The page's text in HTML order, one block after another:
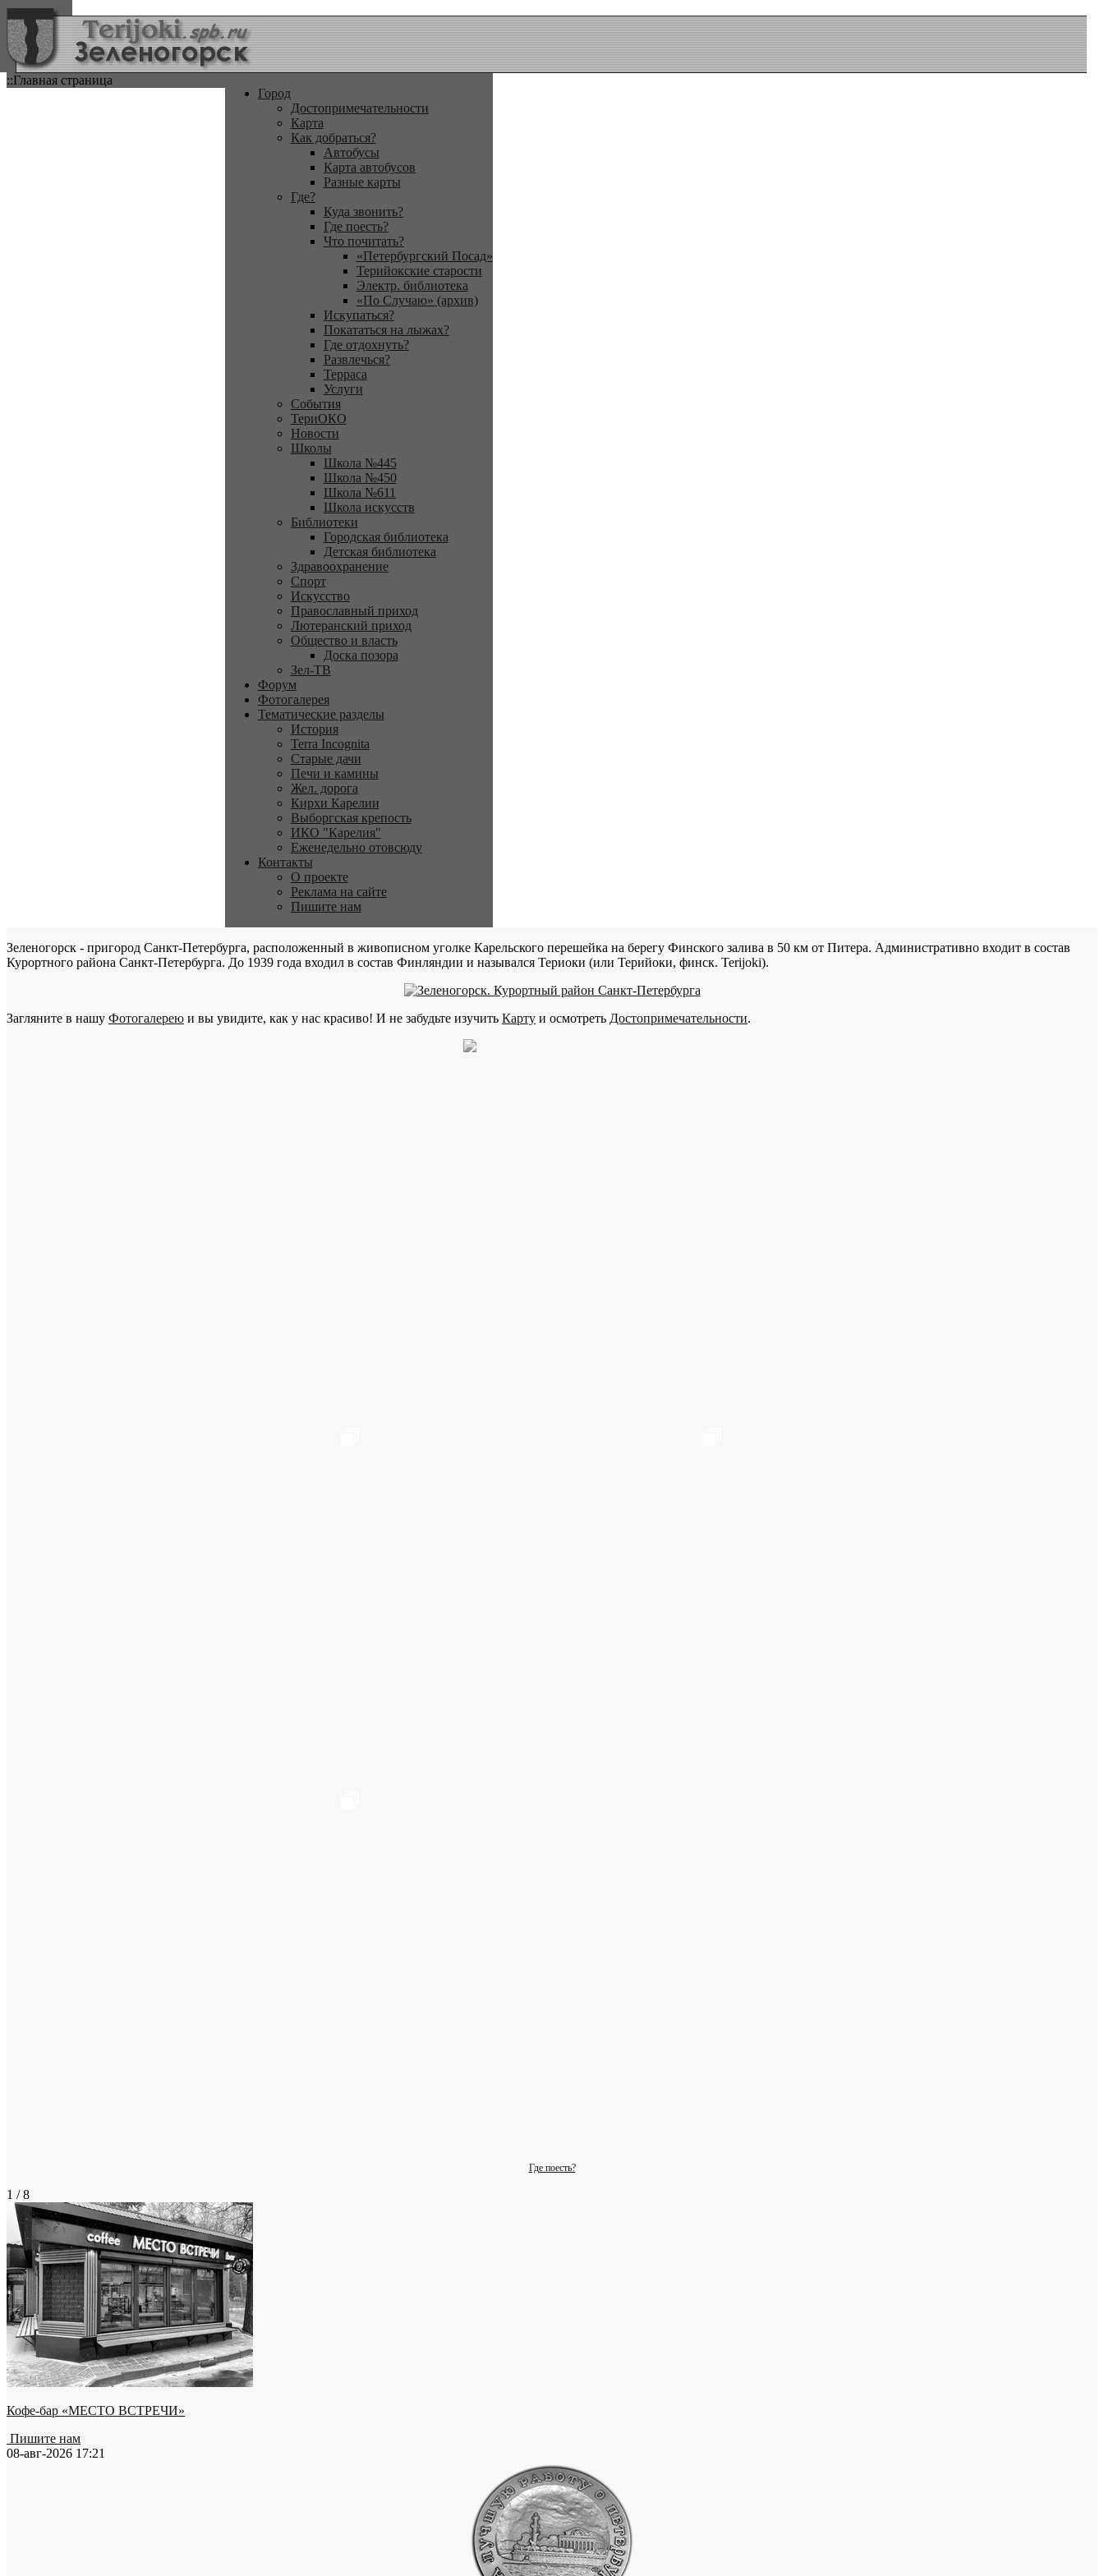
::Главная страница
Город
Достопримечательности
Карта
Как добраться?
Автобусы
Карта автобусов
Разные карты
Где?
Куда звонить?
Где поесть?
Что почитать?
«Петербургский Посад»
Терийокские старости
Электр. библиотека
«По Случаю» (архив)
Искупаться?
Покататься на лыжах?
Где отдохнуть?
Развлечься?
Терраса
Услуги
События
ТериОКО
Новости
Школы
Школа №445
Школа №450
Школа №611
Школа искусств
Библиотеки
Городская библиотека
Детская библиотека
Здравоохранение
Спорт
Искусство
Православный приход
Лютеранский приход
Общество и власть
Доска позора
Зел-ТВ
Форум
Фотогалерея
Тематические разделы
История
Terra Incognita
Старые дачи
Печи и камины
Жел. дорога
Кирхи Карелии
Выборгская крепость
ИКО "Карелия"
Еженедельно отовсюду
Контакты
О проекте
Реклама на сайте
Пишите нам
Зеленогорск - пригород Санкт-Петербурга, расположенный в живописном уголке Карельского перешейка на берегу Финского залива в 50 км от Питера. Административно входит в состав
Курортного района Санкт-Петербурга. До 1939 года входил в состав Финляндии и назывался Териоки (или Терийоки, финск. Terijoki).
Загляните в нашу Фотогалерею и вы увидите, как у нас красиво! И не забудьте изучить Карту и осмотреть Достопримечательности.
Где поесть?
1 / 8
Кофе-бар «МЕСТО ВСТРЕЧИ»
Пишите нам
08-авг-2026 17:21